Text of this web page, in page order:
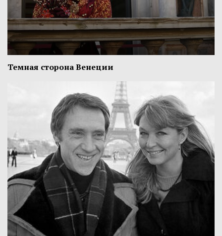
Темная сторона Венеции